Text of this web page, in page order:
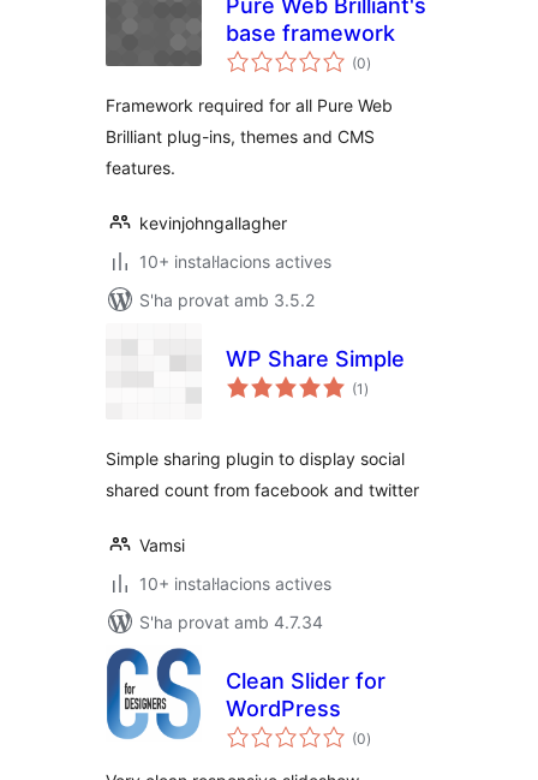
Pure Web Brilliant's
base framework
(0puntuacions
totals
)
Framework required for all Pure Web
Brilliant plug-ins, themes and CMS
features.
kevinjohngallagher
10+ instal·lacions actives
S'ha provat amb 3.5.2
WP Share Simple
(1 puntuacions
totals
)
Simple sharing plugin to display social
shared count from facebook and twitter
Vamsi
10+ instal·lacions actives
S'ha provat amb 4.7.34
Clean Slider for
WordPress
(0puntuacions
totals
)